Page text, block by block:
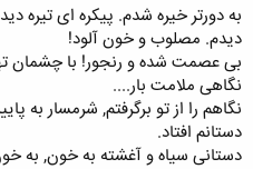
به دورتر خیره شدم. پیکره ای تیره
دیدم. مصلوب و خون آلود!
بی عصمت شده و رنجور! با چشمان
نگاهی ملامت بار....
نگاهم را از تو برگرفتم, شرمسار به
دستانم افتاد.
دستانی سیاه و آغشته به خون, به